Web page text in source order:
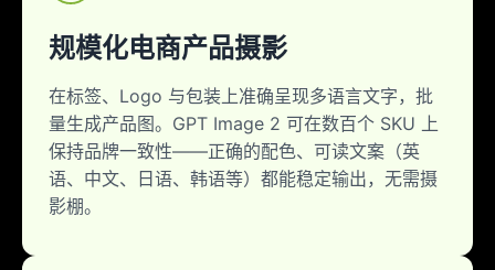
规模化电商产品摄影
在标签、Logo 与包装上准确呈现多语言文字，批
量生成产品图。GPT Image 2 可在数百个 SKU 上
保持品牌一致性——正确的配色、可读文案（英
语、中文、日语、韩语等）都能稳定输出，无需摄
影棚。